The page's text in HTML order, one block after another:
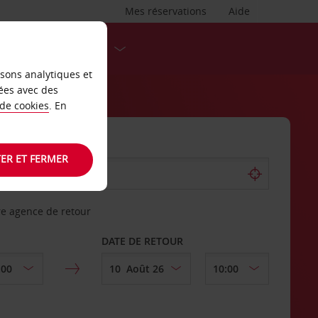
Aide
Mes réservations
agence de retour
DATE DE RETOUR
analytiques et
avec des
cookies. En
ET FERMER